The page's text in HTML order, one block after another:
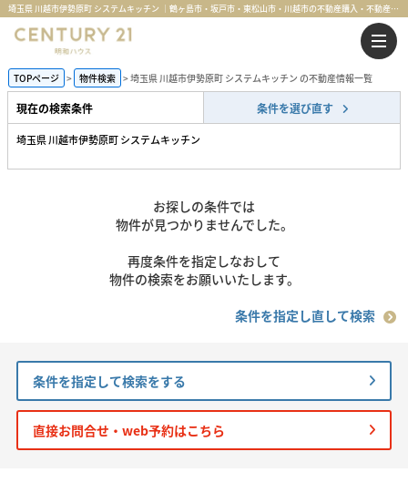
埼玉県 川越市伊勢原町 システムキッチン ｜鶴ヶ島市・坂戸市・東松山市・川越市の不動産購入・不動産売却のことならセンチュリー21明和ハウス
TOPページ 物件検索 埼玉県 川越市伊勢原町 システムキッチン の不動産情報一覧
現在の検索条件 条件を選び直す
埼玉県 川越市伊勢原町 システムキッチン
お探しの条件では
物件が見つかりませんでした。
再度条件を指定しなおして
物件の検索をお願いいたします。
条件を指定し直して検索
条件を指定して検索をする
直接お問合せ・web予約はこちら